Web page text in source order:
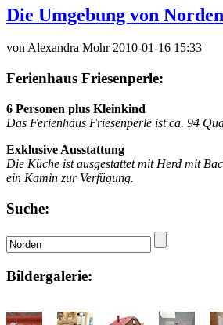
Die Umgebung von
von Alexandra Mohr 2010-01-16 15:33
Ferienhaus Friesenperle:
6 Personen plus Kleinkind
Das Ferienhaus Friesenperle ist ca. 94
Exklusive Ausstattung
Die Küche ist ausgestattet mit Herd mit
ein Kamin zur Verfügung.
Suche:
Bildergalerie: